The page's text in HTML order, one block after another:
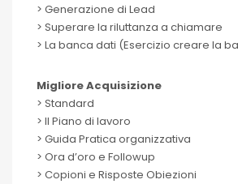
> Generazione di Lead
> Superare la riluttanza a chiamare
> La banca dati (Esercizio creare la
Migliore Acquisizione
> Standard
> Il Piano di lavoro
> Guida Pratica organizzativa
> Ora d’oro e Followup
> Copioni e Risposte Obiezioni